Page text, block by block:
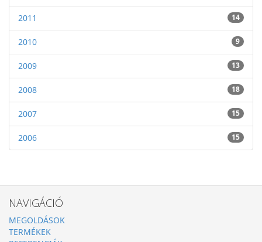
2011 14
2010 9
2009 13
2008 18
2007 15
2006 15
NAVIGÁCIÓ
MEGOLDÁSOK
TERMÉKEK